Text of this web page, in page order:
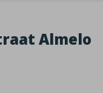
Almelo